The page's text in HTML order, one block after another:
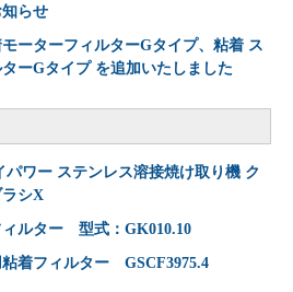
らせ
ーターフィルターGタイプ、粘着 ス
ーGタイプ を追加いたしました
パワー ステンレス溶接焼け取り機 ク
ラシX
ィルター 型式：GK010.10
着フィルター GSCF3975.4